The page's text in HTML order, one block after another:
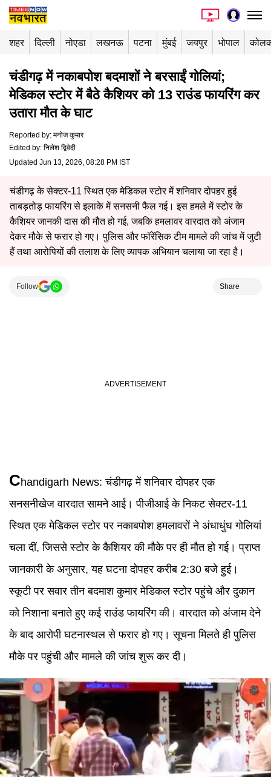
शहर दिल्ली नोएडा लखनऊ पटना मुंबई जयपुर भोपाल
चंडीगढ़ में नकाबपोश बदमाशों ने बरसाईं गोलियां;
मेडिकल स्टोर में बैठे कैशियर को 13 राउंड फायरिंग कर
उतारा मौत के घाट
Reported by: मनोज कुमार
Edited by: निलेश द्विवेदी
Updated Jun 13, 2026, 08:28 PM IST
चंडीगढ़ के सेक्टर-11 स्थित एक मेडिकल स्टोर में शनिवार दोपहर हुई
ताबड़तोड़ फायरिंग से इलाके में सनसनी फैल गई। इस हमले में स्टोर के
कैशियर जानकी दास की मौत हो गई, जबकि हमलावर वारदात को अंजाम
देकर मौके से फरार हो गए। पुलिस और फॉरेंसिक टीम मामले की जांच में जुटी
हैं तथा आरोपियों की तलाश के लिए व्यापक अभियान चलाया जा रहा है।
Follow Share
Chandigarh News: चंडीगढ़ में शनिवार दोपहर एक
सनसनीखेज वारदात सामने आई। पीजीआई के निकट सेक्टर-11
स्थित एक मेडिकल स्टोर पर नकाबपोश हमलावरों ने अंधाधुंध गोलियां
चला दीं, जिससे स्टोर के कैशियर की मौके पर ही मौत हो गई। प्राप्त
जानकारी के अनुसार, यह घटना दोपहर करीब 2:30 बजे हुई।
स्कूटी पर सवार तीन बदमाश कुमार मेडिकल स्टोर पहुंचे और दुकान
को निशाना बनाते हुए कई राउंड फायरिंग की। वारदात को अंजाम देने
के बाद आरोपी घटनास्थल से फरार हो गए। सूचना मिलते ही पुलिस
मौके पर पहुंची और मामले की जांच शुरू कर दी।